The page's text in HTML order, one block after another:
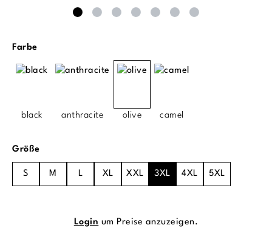
Farbeauswählen
black anthracite olive camel
Größeauswählen
S M L XL XXL 3XL 4XL 5XL
Login um Preise anzuzeigen.